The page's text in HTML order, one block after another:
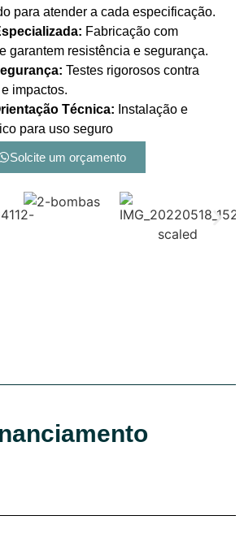
para atender a cada especificação.
Fabricação com
garantem resistência e segurança.
Testes rigorosos contra
impactos.
Técnica: Instalação e
para uso seguro
Solcite um orçamento